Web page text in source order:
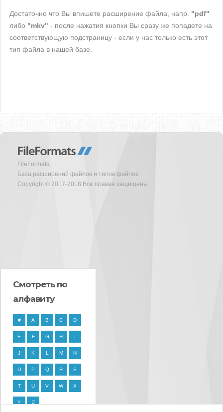
Достаточно что Вы впишете расширение файла, напр. "pdf"
либо "mkv" - после нажатия кнопки Вы сразу же попадете на
соответствующую подстраницу - если у нас только есть этот
тип файла в нашей базе.
FileFormats
База расширений файлов и типов файлов
Copyright © 2017-2018 Все правая защищены
Смотреть по
алфавиту
# A B C D
E F G H I
J K L M N
O P Q R S
T U V W X
Y Z